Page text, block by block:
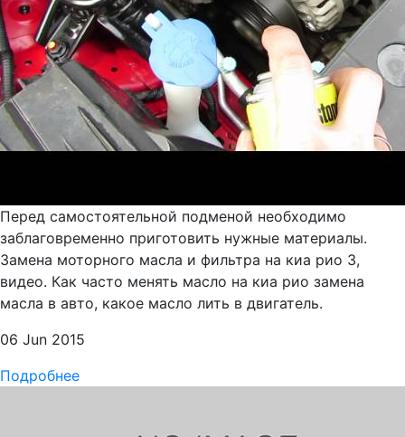
Перед самостоятельной подменой необходимо
заблаговременно приготовить нужные материалы.
Замена моторного масла и фильтра на киа рио 3,
видео. Как часто менять масло на киа рио замена
масла в авто, какое масло лить в двигатель.
06 Jun 2015
Подробнее